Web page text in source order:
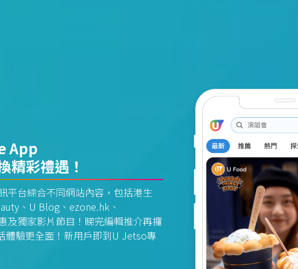
App
精彩禮遇！
平台綜合不同網站內容，包括港生
、U Blog、ezone.hk、
及獨家影片節目！睇完編輯推介再攞
體驗更全面！新用戶即到U Jetso專